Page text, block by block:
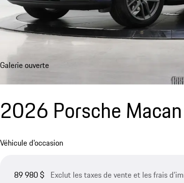
Galerie ouverte
2026 Porsche Macan
Véhicule d'occasion
89 980 $ Exclut les taxes de vente et les frais